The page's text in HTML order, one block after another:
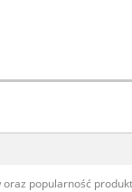
popularność